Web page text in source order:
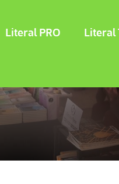
Literal PRO Literal